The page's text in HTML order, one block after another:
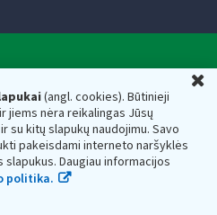
(angl. cookies). Būtinieji
jiems nėra reikalingas Jūsų
su kitų slapukų naudojimu. Savo
pakeisdami interneto naršyklės
Daugiau informacijos
politika.
kodas — 188659752,
Vilnius, Lietuva, el.paštas:
adresas 188659752
inspekciją prie Lietuvos
ir saugomi Juridinių